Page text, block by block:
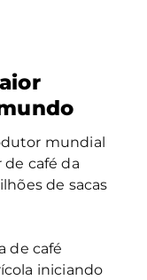
mundial
café da
de sacas
de café
iniciando